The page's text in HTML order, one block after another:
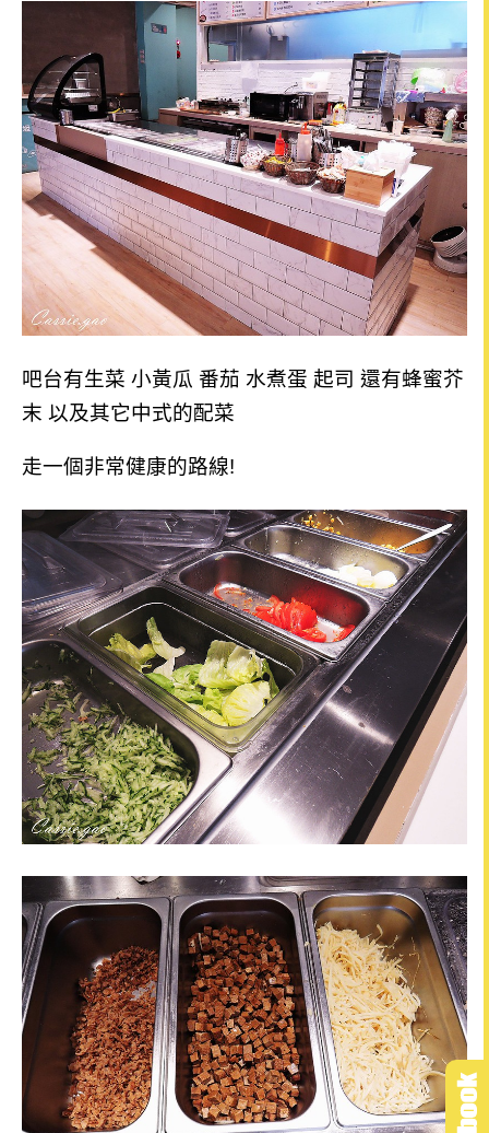
吧台有生菜 小黃瓜 番茄 水煮蛋 起司 還有蜂蜜芥
末 以及其它中式的配菜
走一個非常健康的路線!